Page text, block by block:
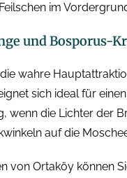
im
und Bosporus-
wahre
sich ideal für
wenn die Lichter der
auf die
von Ortaköy können